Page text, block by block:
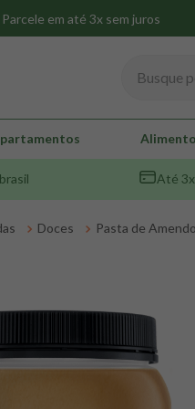
Parcele em até 3x sem juros
Até
Doces Pasta de
BUSCADOS